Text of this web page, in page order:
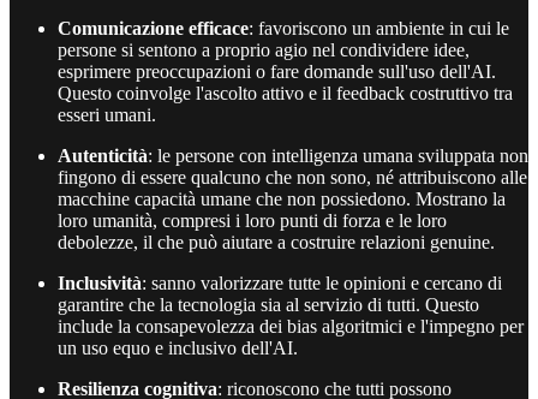
Comunicazione efficace: favoriscono un ambiente in cui le
persone si sentono a proprio agio nel condividere idee,
esprimere preoccupazioni o fare domande sull'uso dell'AI.
Questo coinvolge l'ascolto attivo e il feedback costruttivo tra
esseri umani.
Autenticità: le persone con intelligenza umana sviluppata non
fingono di essere qualcuno che non sono, né attribuiscono alle
macchine capacità umane che non possiedono. Mostrano la
loro umanità, compresi i loro punti di forza e le loro
debolezze, il che può aiutare a costruire relazioni genuine.
Inclusività: sanno valorizzare tutte le opinioni e cercano di
garantire che la tecnologia sia al servizio di tutti. Questo
include la consapevolezza dei bias algoritmici e l'impegno per
un uso equo e inclusivo dell'AI.
Resilienza cognitiva: riconoscono che tutti possono